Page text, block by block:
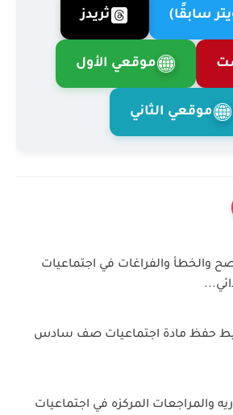
ثريدز
موقعي الأول
موقعي الثاني
والخطأ والفراغات في اجتماعيات
حفظ مادة اجتماعيات صف سادس
والمراجعات المركزه في اجتماعيات